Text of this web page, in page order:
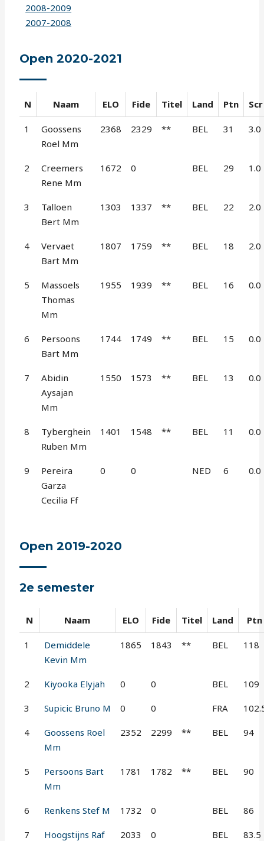
2008-2009
2007-2008
Open 2020-2021
N Naam ELO Fide Titel Land Ptn Scr
1
Goossens
Roel Mm
2368 2329 ** BEL 31 3.0
2
Creemers
Rene Mm
1672 0 BEL 29 1.0
3
Talloen
Bert Mm
1303 1337 ** BEL 22 2.0
4
Vervaet
Bart Mm
1807 1759 ** BEL 18 2.0
5
Massoels
Thomas
Mm
1955 1939 ** BEL 16 0.0
6
Persoons
Bart Mm
1744 1749 ** BEL 15 0.0
7
Abidin
Aysajan
Mm
1550 1573 ** BEL 13 0.0
8
Tyberghein
Ruben Mm
1401 1548 ** BEL 11 0.0
9
Pereira
Garza
Cecilia Ff
0 0 NED 6 0.0
Open 2019-2020
2e semester
N Naam ELO Fide Titel Land Ptn
1
Demiddele
Kevin Mm
1865 1843 ** BEL 118
2 Kiyooka Elyjah 0 0 BEL 109
3 Supicic Bruno M 0 0 FRA
4
Goossens Roel
Mm
2352 2299 ** BEL 94
5
Persoons Bart
Mm
1781 1782 ** BEL 90
6 Renkens Stef M 1732 0 BEL 86
7
Hoogstijns Raf
2033 0 BEL 83.5